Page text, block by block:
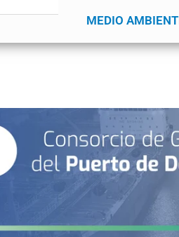
MEDIO
YPF GNL
y políticas de